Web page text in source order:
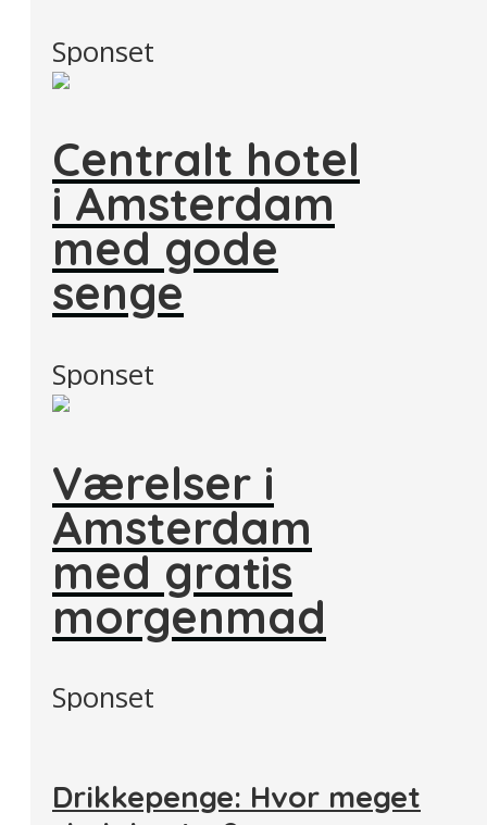
Sponset
Centralt hotel
i Amsterdam
med gode
senge
Sponset
Værelser i
Amsterdam
med gratis
morgenmad
Sponset
Drikkepenge: Hvor meget